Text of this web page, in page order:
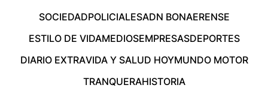
SOCIEDADPOLICIALESADN BONAERENSE
ESTILO DE VIDAMEDIOSEMPRESASDEPORTES
DIARIO EXTRAVIDA Y SALUD HOYMUNDO MOTOR
TRANQUERAHISTORIA